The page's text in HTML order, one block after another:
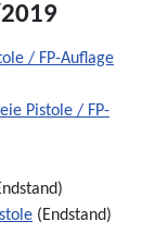
/ FP-Auflage
Pistole / FP-
(Endstand)